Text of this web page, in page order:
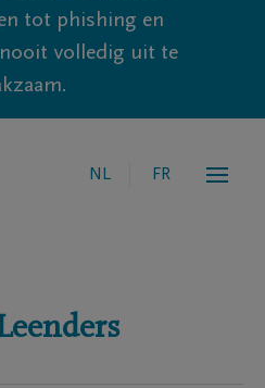
tot phishing en
volledig uit te
NL FR